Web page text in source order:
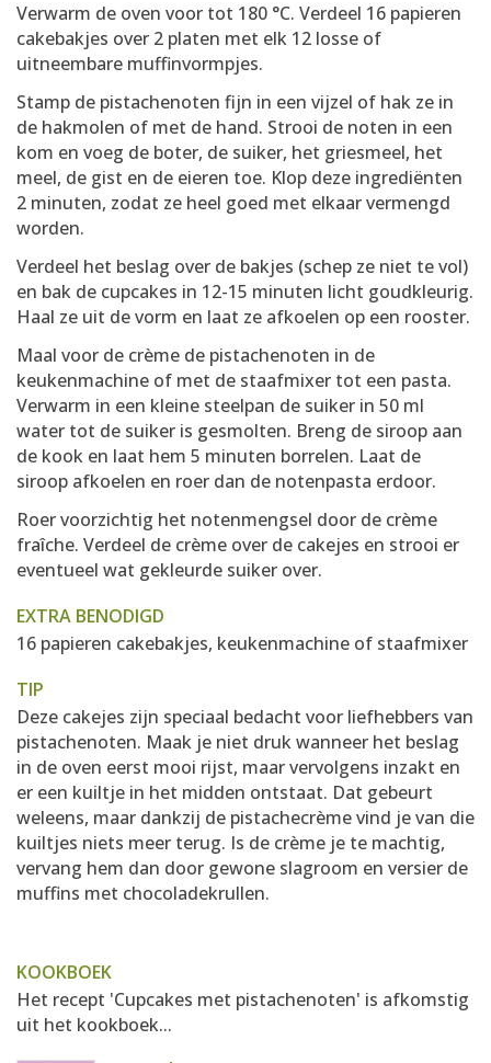
Verwarm de oven voor tot 180 °C. Verdeel 16 papieren
cakebakjes over 2 platen met elk 12 losse of
uitneembare muffinvormpjes.
Stamp de pistachenoten fijn in een vijzel of hak ze in
de hakmolen of met de hand. Strooi de noten in een
kom en voeg de boter, de suiker, het griesmeel, het
meel, de gist en de eieren toe. Klop deze ingrediënten
2 minuten, zodat ze heel goed met elkaar vermengd
worden.
Verdeel het beslag over de bakjes (schep ze niet te vol)
en bak de cupcakes in 12-15 minuten licht goudkleurig.
Haal ze uit de vorm en laat ze afkoelen op een rooster.
Maal voor de crème de pistachenoten in de
keukenmachine of met de staafmixer tot een pasta.
Verwarm in een kleine steelpan de suiker in 50 ml
water tot de suiker is gesmolten. Breng de siroop aan
de kook en laat hem 5 minuten borrelen. Laat de
siroop afkoelen en roer dan de notenpasta erdoor.
Roer voorzichtig het notenmengsel door de crème
fraîche. Verdeel de crème over de cakejes en strooi er
eventueel wat gekleurde suiker over.
EXTRA BENODIGD
16 papieren cakebakjes, keukenmachine of staafmixer
TIP
Deze cakejes zijn speciaal bedacht voor liefhebbers van
pistachenoten. Maak je niet druk wanneer het beslag
in de oven eerst mooi rijst, maar vervolgens inzakt en
er een kuiltje in het midden ontstaat. Dat gebeurt
weleens, maar dankzij de pistachecrème vind je van die
kuiltjes niets meer terug. Is de crème je te machtig,
vervang hem dan door gewone slagroom en versier de
muffins met chocoladekrullen.
KOOKBOEK
Het recept 'Cupcakes met pistachenoten' is afkomstig
uit het kookboek...